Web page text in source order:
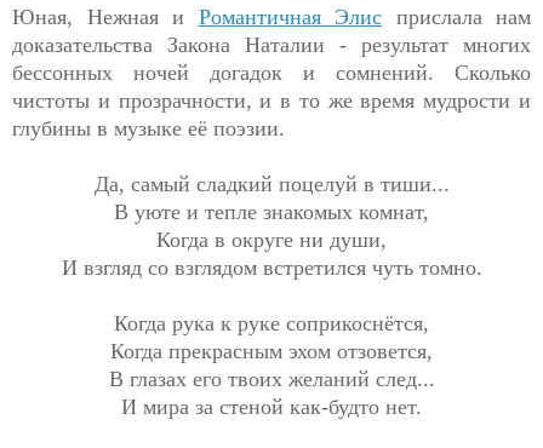
Юная, Нежная и Романтичная Элис прислала нам
доказательства Закона Наталии - результат многих
бессонных ночей догадок и сомнений. Сколько
чистоты и прозрачности, и в то же время мудрости и
глубины в музыке её поэзии.
Да, самый сладкий поцелуй в тиши...
В уюте и тепле знакомых комнат,
Когда в округе ни души,
И взгляд со взглядом встретился чуть томно.
Когда рука к руке соприкоснётся,
Когда прекрасным эхом отзовется,
В глазах его твоих желаний след...
И мира за стеной как-будто нет.